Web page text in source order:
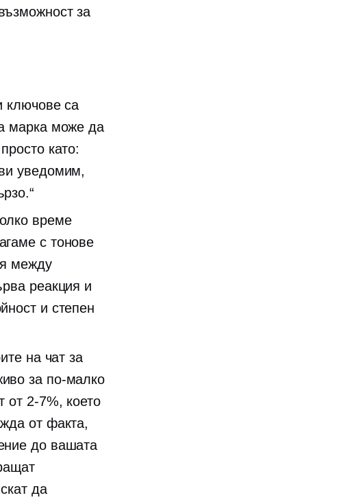
за
ключове са
марка може да
като:
уведомим,
време
с тонове
между
реакция и
и степен
на чат за
за по-малко
от 2-7%, което
от факта,
до вашата
да